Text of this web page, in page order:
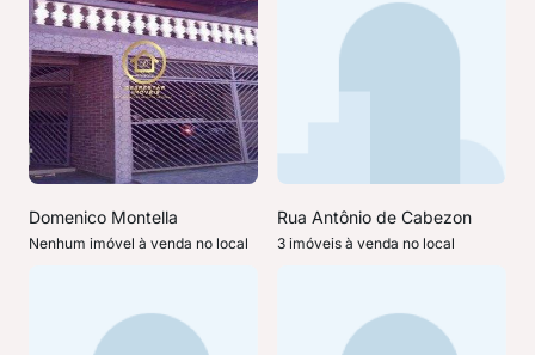
Domenico Montella
Nenhum imóvel à venda no local
Rua Antônio de Cabezon
3 imóveis à venda no local